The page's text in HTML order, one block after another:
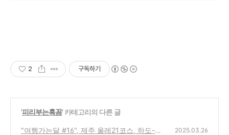
2 구독하기
'피리부는혹꼼' 카테고리의 다른 글
"여행가는달 #16", 제주 올레21코스, 하도-종
2025.03.26